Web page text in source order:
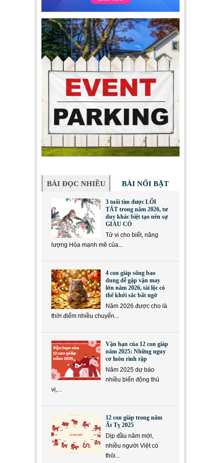
BÀI ĐỌC NHIỀU BÀI NỔI BẬT
3 tuổi tìm được LỐI
TẮT trong năm 2026, tư
duy khác biệt tạo nên sự
GIÀU CÓ
Tử vi cho biết, năng
lượng Hỏa mạnh mẽ của...
4 con giáp sống bao
dung dễ gặp vận may
lớn năm 2026, tài lộc có
thể khởi sắc bất ngờ
Năm 2026 được cho là
thời điểm nhiều chuyển...
Vận hạn của 12 con giáp
năm 2025: Những nguy
cơ luôn rình rập
Năm 2025 dự báo
nhiều biến động thú
vị,...
12 con giáp trong năm
Ất Tỵ 2025
Dịp đầu năm mới,
nhiều người Việt có
thói...